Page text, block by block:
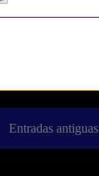
Entradas antiguas